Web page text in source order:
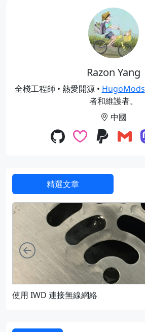
Razon Yang
全棧工程師 • 熱愛開源 • HugoMods
者和維護者。
中國
精選文章
使用 IWD 連接無線網絡
向左